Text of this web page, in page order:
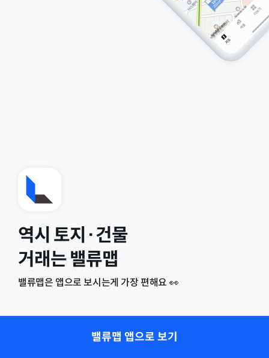
역시 토지·건물
거래는 밸류맵
밸류맵은 앱으로 보시는게 가장 편해요 👀
밸류맵 앱으로 보기